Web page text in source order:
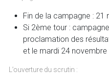
Fin de la campagne : 21
Si 2ème tour :
proclamation des
et le mardi 24 novembre
L’ouverture du scrutin :